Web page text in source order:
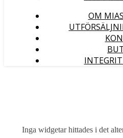
OM
Inga widgetar hittades i det